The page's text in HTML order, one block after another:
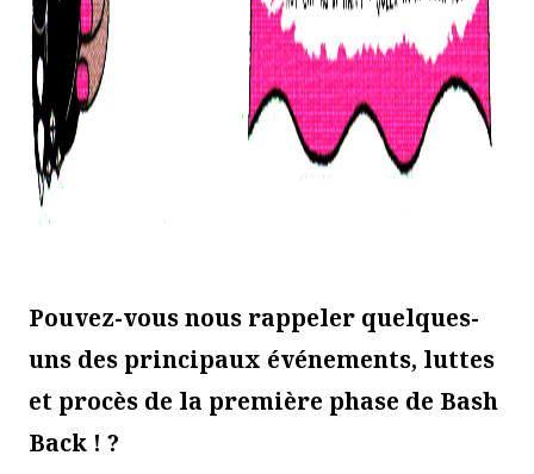
Pouvez-vous nous rappeler quelques-
uns des principaux événements, luttes
et procès de la première phase de Bash
Back ! ?